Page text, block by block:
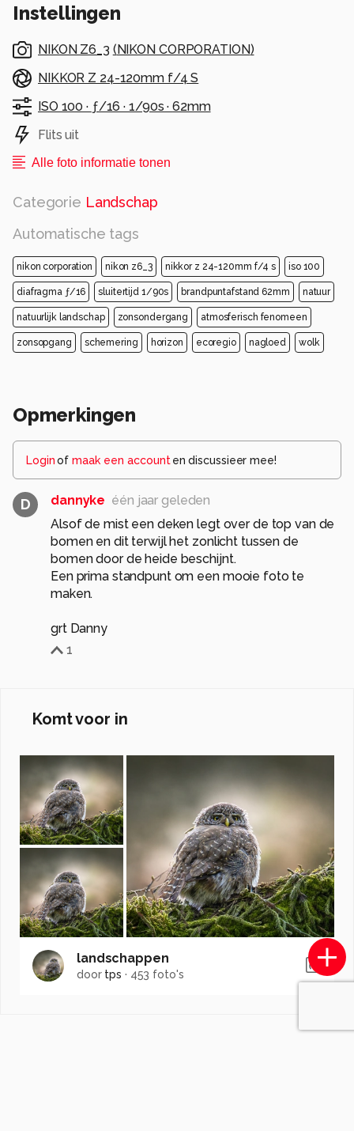
Instellingen
NIKON Z6_3 (NIKON CORPORATION)
NIKKOR Z 24-120mm f/4 S
ISO 100 · ƒ/16 · 1/90s ·62mm
Flits uit
Alle foto informatie tonen
Categorie Landschap
Automatische tags
nikon corporation nikon z6_3 nikkor z 24-120mm f/4 s iso 100
diafragma ƒ/16 sluitertijd 1/90s brandpuntafstand 62mm natuur
natuurlijk landschap zonsondergang atmosferisch fenomeen
zonsopgang schemering horizon ecoregio nagloed wolk
Opmerkingen
Loginof maak een account en discussieer mee!
D dannyke één jaar geleden
Alsof de mist een deken legt over de top van de
bomen en dit terwijl het zonlicht tussen de
bomen door de heide beschijnt.
Een prima standpunt om een mooie foto te
maken.
grt Danny
1
Komt voor in
landschappen
door tps · 453 foto's